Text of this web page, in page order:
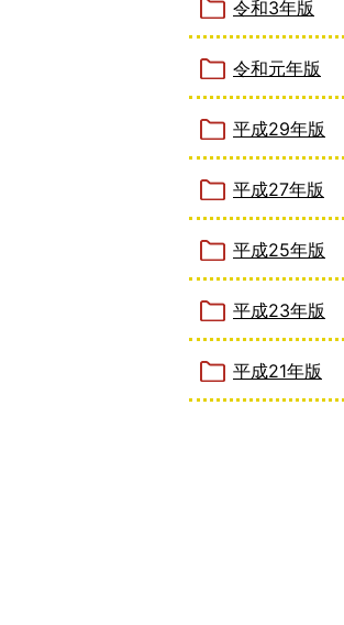
令和3年版
令和元年版
平成29年版
平成27年版
平成25年版
平成23年版
平成21年版